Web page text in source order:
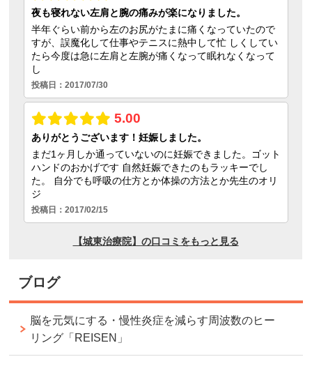
ブログ
脳を元気にする・慢性炎症を減らす周波数のヒー
リング「REISEN」